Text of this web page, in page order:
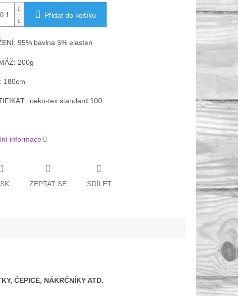
Přidat do košíku
95% bavlna 5% elasten
200g
180cm
oeko-tex standard 100
informace
ZEPTAT SE SDÍLET
ČEPICE, NÁKRČNÍKY ATD.